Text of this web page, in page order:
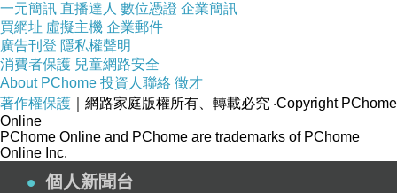
一元簡訊 直播達人 數位憑證 企業簡訊
買網址 虛擬主機 企業郵件
廣告刊登 隱私權聲明
消費者保護 兒童網路安全
About PChome 投資人聯絡 徵才
著作權保護 ｜網路家庭版權所有、轉載必究 ‧Copyright PChome
Online
PChome Online and PChome are trademarks of PChome
Online Inc.
個人新聞台